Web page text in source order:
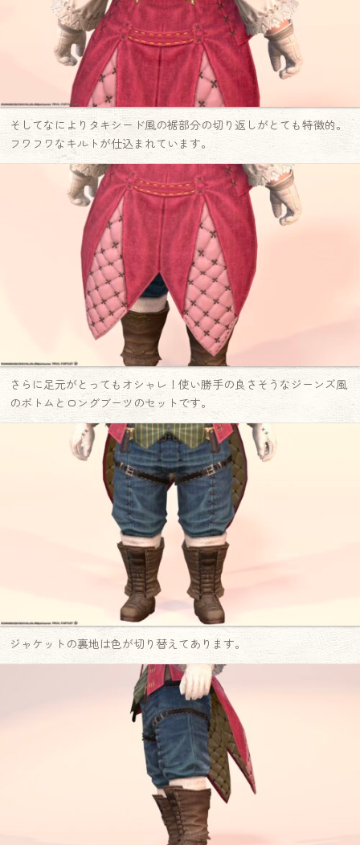
そしてなによりタキシード風の裾部分の切り返しがとても特徴的。
フワフワなキルトが仕込まれています。
さらに足元がとってもオシャレ！使い勝手の良さそうなジーンズ風
のボトムとロングブーツのセットです。
ジャケットの裏地は色が切り替えてあります。